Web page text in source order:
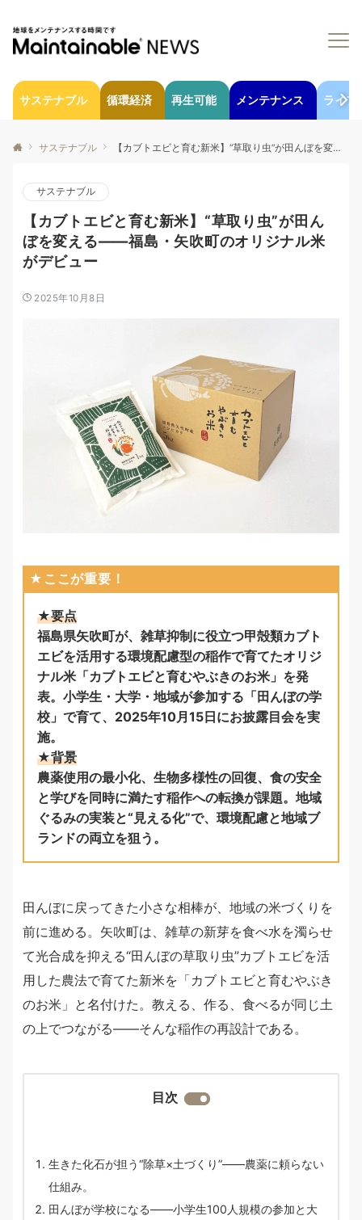
サステナブル 循環経済 再生可能 メンテナンス ライフ
サステナブル 【カブトエビと育む新米】“草取り虫”が田んぼを変える——福島・矢吹町のオリジナル米がデビュー
サステナブル
【カブトエビと育む新米】“草取り虫”が田ん
ぼを変える——福島・矢吹町のオリジナル米
がデビュー
2025年10月8日
★ここが重要！
★要点
福島県矢吹町が、雑草抑制に役立つ甲殻類カブト
エビを活用する環境配慮型の稲作で育てたオリジ
ナル米「カブトエビと育むやぶきのお米」を発
表。小学生・大学・地域が参加する「田んぼの学
校」で育て、2025年10月15日にお披露目会を実
施。
★背景
農薬使用の最小化、生物多様性の回復、食の安全
と学びを同時に満たす稲作への転換が課題。地域
ぐるみの実装と“見える化”で、環境配慮と地域ブ
ランドの両立を狙う。
田んぼに戻ってきた小さな相棒が、地域の米づくりを
前に進める。矢吹町は、雑草の新芽を食べ水を濁らせ
て光合成を抑える“田んぼの草取り虫”カブトエビを活
用した農法で育てた新米を「カブトエビと育むやぶき
のお米」と名付けた。教える、作る、食べるが同じ土
の上でつながる——そんな稲作の再設計である。
目次
生きた化石が担う“除草×土づくり”——農薬に頼らない
仕組み。
田んぼが学校になる——小学生100人規模の参加と大